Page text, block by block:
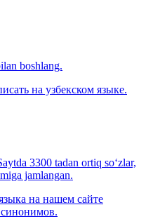
boshlang.
на узбекском языке.
3300 tadan ortiq so‘zlar,
jamlangan.
на нашем сайте